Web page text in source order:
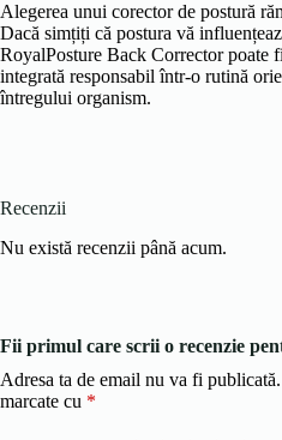
Alegerea unui corector de postură
Dacă simțiți că postura vă
RoyalPosture Back Corrector poate
integrată responsabil într-o rutină
întregului organism.
Recenzii
Nu există recenzii până acum.
Fii primul care scrii o recenzie
Adresa ta de email nu va fi publicată.
marcate cu *